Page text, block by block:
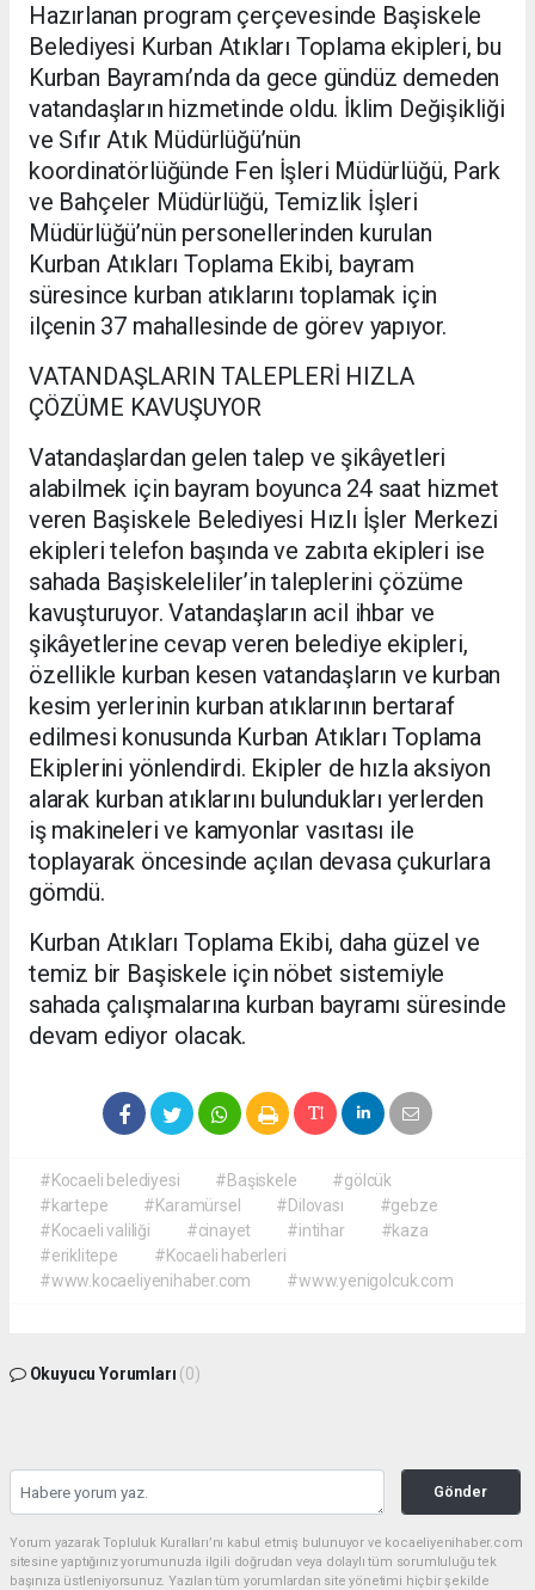
Hazırlanan program çerçevesinde Başiskele
Belediyesi Kurban Atıkları Toplama ekipleri, bu
Kurban Bayramı’nda da gece gündüz demeden
vatandaşların hizmetinde oldu. İklim Değişikliği
ve Sıfır Atık Müdürlüğü’nün
koordinatörlüğünde Fen İşleri Müdürlüğü, Park
ve Bahçeler Müdürlüğü, Temizlik İşleri
Müdürlüğü’nün personellerinden kurulan
Kurban Atıkları Toplama Ekibi, bayram
süresince kurban atıklarını toplamak için
ilçenin 37 mahallesinde de görev yapıyor.
VATANDAŞLARIN TALEPLERİ HIZLA
ÇÖZÜME KAVUŞUYOR
Vatandaşlardan gelen talep ve şikâyetleri
alabilmek için bayram boyunca 24 saat hizmet
veren Başiskele Belediyesi Hızlı İşler Merkezi
ekipleri telefon başında ve zabıta ekipleri ise
sahada Başiskeleliler’in taleplerini çözüme
kavuşturuyor. Vatandaşların acil ihbar ve
şikâyetlerine cevap veren belediye ekipleri,
özellikle kurban kesen vatandaşların ve kurban
kesim yerlerinin kurban atıklarının bertaraf
edilmesi konusunda Kurban Atıkları Toplama
Ekiplerini yönlendirdi. Ekipler de hızla aksiyon
alarak kurban atıklarını bulundukları yerlerden
iş makineleri ve kamyonlar vasıtası ile
toplayarak öncesinde açılan devasa çukurlara
gömdü.
Kurban Atıkları Toplama Ekibi, daha güzel ve
temiz bir Başiskele için nöbet sistemiyle
sahada çalışmalarına kurban bayramı süresinde
devam ediyor olacak.
#Kocaeli belediyesi #Başiskele
#gölcük
#kartepe
#Karamürsel #Dilovası
#gebze
#Kocaeli valiliği
#cinayet #intihar
#kaza
#eriklitepe
#Kocaeli haberleri
#www.kocaeliyenihaber.com
#www.yenigolcuk.com
Okuyucu Yorumları (0)
Gönder
Yorum yazarak Topluluk Kuralları’nı kabul etmiş bulunuyor ve kocaeliyenihaber.com
sitesine yaptığınız yorumunuzla ilgili doğrudan veya dolaylı tüm sorumluluğu tek
başınıza üstleniyorsunuz. Yazılan tüm yorumlardan site yönetimi hiçbir şekilde